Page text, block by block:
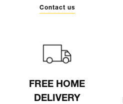
Contact us
FREE HOME
DELIVERY